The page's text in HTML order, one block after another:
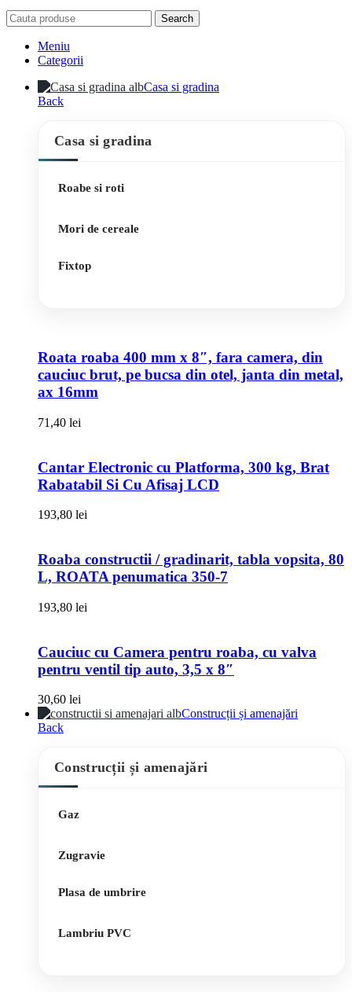
Search
Meniu
Categorii
Casa si gradina
Back
Casa si gradina
Roabe si roti
Mori de cereale
Fixtop
Roata roaba 400 mm x 8″, fara camera, din
cauciuc brut, pe bucsa din otel, janta din metal,
ax 16mm
71,40 lei
Cantar Electronic cu Platforma, 300 kg, Brat
Rabatabil Si Cu Afisaj LCD
193,80 lei
Roaba constructii / gradinarit, tabla vopsita, 80
L, ROATA penumatica 350-7
193,80 lei
Cauciuc cu Camera pentru roaba, cu valva
pentru ventil tip auto, 3,5 x 8″
30,60 lei
Construcții și amenajări
Back
Construcții și amenajări
Gaz
Zugravie
Plasa de umbrire
Lambriu PVC